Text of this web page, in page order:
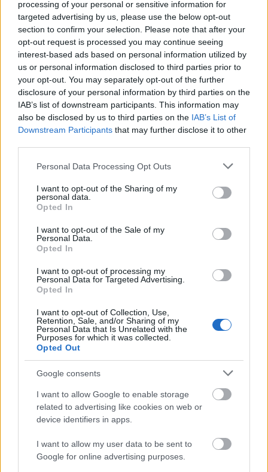
processing of your personal or sensitive information for
targeted advertising by us, please use the below opt-out
section to confirm your selection. Please note that after your
opt-out request is processed you may continue seeing
interest-based ads based on personal information utilized by
us or personal information disclosed to third parties prior to
your opt-out. You may separately opt-out of the further
disclosure of your personal information by third parties on the
IAB’s list of downstream participants. This information may
also be disclosed by us to third parties on the IAB’s List of
Downstream Participants that may further disclose it to other
Please note that this website/app uses one or more Google
not limited to your visit or usage behaviour. You may click to
grant or deny consent to Google and its third-party tags to
use your data for below specified purposes in below Google
consent section.
Personal Data Processing Opt Outs
I want to opt-out of the Sharing of my
personal data.
Opted In
I want to opt-out of the Sale of my
Personal Data.
Opted In
I want to opt-out of processing my
Personal Data for Targeted Advertising.
Opted In
I want to opt-out of Collection, Use,
Retention, Sale, and/or Sharing of my
Personal Data that Is Unrelated with the
Purposes for which it was collected.
Opted Out
Google consents
I want to allow Google to enable storage
related to advertising like cookies on web or
device identifiers in apps.
I want to allow my user data to be sent to
Google for online advertising purposes.
problèmes avec une voiture, publient des critiques
négatives sur Internet. Regardez donc toutes les
critiques pour les problèmes courants par
opposition à unclassement général. S'il y a un
problème avec un composant majeur, alors trouvez
probablement un autre véhicule.
C'est fatiguant d'acheter une nouvelle voiture. En
faisant juste un peu de recherche, vous saurez bien
comment obtenir la meilleure offre. Il existe
concessionnaires afin que vous puissiez effectuer
et de leurs équipements et prix demandés. Cela vous
permet de restreindre vos options.
Sachez ce qui figure sur votre rapport de crédit
avant d'essayer d'acheter un véhicule. Cela sera
là-dedans, alorsils peuvent manipuler l'information
pour l'utiliser contre vous. Restez bien informé et
assurez-vous qu'ils ne peuvent pas vous prendre le
dessus.
Pour que vos négociations se déroulent sans heurts
lors de l'achat d'une nouvelle voiture, économisez un
acompte d'au moins vingt pour cent. En ayant un
acompte, vous serez en mesure de réduire votre taux
d'intérêt et vos paiements et d'avoir un effet de levier
lorsque vous discuterez de votre commerce
d'options. Vous constaterez peut-être que vous
réaliserez plus d’économies en n’échangeant pas une
voiture et en la vendant par vous-même.